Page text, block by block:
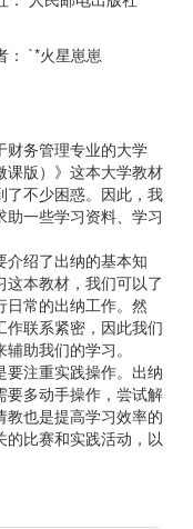
： `*火星崽崽
财务管理专业的大学
课版）》这本大学教材
了不少困惑。因此，我
一些学习资料、学习
介绍了出纳的基本知
本教材，我们可以了
日常的出纳工作。然
联系紧密，因此我们
助我们的学习。
注重实践操作。出纳
要多动手操作，尝试解
也是提高学习效率的
比赛和实践活动，以